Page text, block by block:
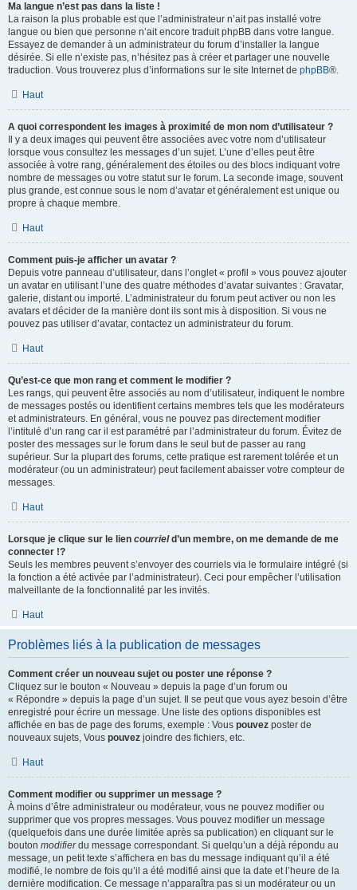
Ma langue n’est pas dans la liste !
La raison la plus probable est que l’administrateur n’ait pas installé votre
langue ou bien que personne n’ait encore traduit phpBB dans votre langue.
Essayez de demander à un administrateur du forum d’installer la langue
désirée. Si elle n’existe pas, n’hésitez pas à créer et partager une nouvelle
traduction. Vous trouverez plus d’informations sur le site Internet de phpBB®.
Haut
A quoi correspondent les images à proximité de mon nom d’utilisateur ?
Il y a deux images qui peuvent être associées avec votre nom d’utilisateur
lorsque vous consultez les messages d’un sujet. L’une d’elles peut être
associée à votre rang, généralement des étoiles ou des blocs indiquant votre
nombre de messages ou votre statut sur le forum. La seconde image, souvent
plus grande, est connue sous le nom d’avatar et généralement est unique ou
propre à chaque membre.
Haut
Comment puis-je afficher un avatar ?
Depuis votre panneau d’utilisateur, dans l’onglet « profil » vous pouvez ajouter
un avatar en utilisant l’une des quatre méthodes d’avatar suivantes : Gravatar,
galerie, distant ou importé. L’administrateur du forum peut activer ou non les
avatars et décider de la manière dont ils sont mis à disposition. Si vous ne
pouvez pas utiliser d’avatar, contactez un administrateur du forum.
Haut
Qu’est-ce que mon rang et comment le modifier ?
Les rangs, qui peuvent être associés au nom d’utilisateur, indiquent le nombre
de messages postés ou identifient certains membres tels que les modérateurs
et administrateurs. En général, vous ne pouvez pas directement modifier
l’intitulé d’un rang car il est paramétré par l’administrateur du forum. Évitez de
poster des messages sur le forum dans le seul but de passer au rang
supérieur. Sur la plupart des forums, cette pratique est rarement tolérée et un
modérateur (ou un administrateur) peut facilement abaisser votre compteur de
messages.
Haut
Lorsque je clique sur le lien courrield’un membre, on me demande de me
connecter !?
Seuls les membres peuvent s’envoyer des courriels via le formulaire intégré (si
la fonction a été activée par l’administrateur). Ceci pour empêcher l’utilisation
malveillante de la fonctionnalité par les invités.
Haut
Problèmes liés à la publication de messages
Comment créer un nouveau sujet ou poster une réponse ?
Cliquez sur le bouton « Nouveau » depuis la page d’un forum ou
« Répondre » depuis la page d’un sujet. Il se peut que vous ayez besoin d’être
enregistré pour écrire un message. Une liste des options disponibles est
affichée en bas de page des forums, exemple : Vous pouvez poster de
nouveaux sujets, Vous pouvez joindre des fichiers, etc.
Haut
Comment modifier ou supprimer un message ?
À moins d’être administrateur ou modérateur, vous ne pouvez modifier ou
supprimer que vos propres messages. Vous pouvez modifier un message
(quelquefois dans une durée limitée après sa publication) en cliquant sur le
bouton modifierdu message correspondant. Si quelqu’un a déjà répondu au
message, un petit texte s’affichera en bas du message indiquant qu’il a été
modifié, le nombre de fois qu’il a été modifié ainsi que la date et l’heure de la
dernière modification. Ce message n’apparaîtra pas si un modérateur ou un